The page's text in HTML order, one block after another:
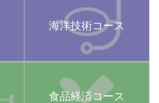
海洋技術コース
食品経済コース